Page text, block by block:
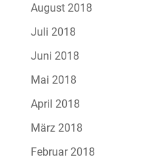
August 2018
Juli 2018
Juni 2018
Mai 2018
April 2018
März 2018
Februar 2018